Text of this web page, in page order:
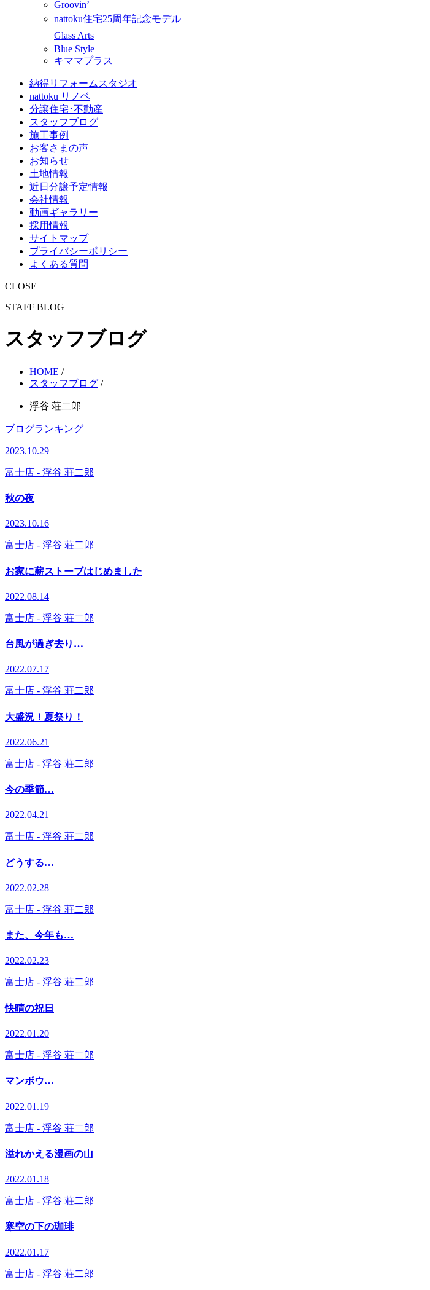
Groovin’
nattoku住宅25周年記念モデル
Glass Arts
Blue Style
キママプラス
納得リフォームスタジオ
nattoku リノベ
分譲住宅･不動産
スタッフブログ
施工事例
お客さまの声
お知らせ
土地情報
近日分譲予定情報
会社情報
動画ギャラリー
採用情報
サイトマップ
プライバシーポリシー
よくある質問
CLOSE
STAFF BLOG
スタッフブログ
HOME /
スタッフブログ /
浮谷 荘二郎
ブログランキング
2023.10.29
富士店 - 浮谷 荘二郎
秋の夜
2023.10.16
富士店 - 浮谷 荘二郎
お家に薪ストーブはじめました
2022.08.14
富士店 - 浮谷 荘二郎
台風が過ぎ去り…
2022.07.17
富士店 - 浮谷 荘二郎
大盛況！夏祭り！
2022.06.21
富士店 - 浮谷 荘二郎
今の季節…
2022.04.21
富士店 - 浮谷 荘二郎
どうする…
2022.02.28
富士店 - 浮谷 荘二郎
また、今年も…
2022.02.23
富士店 - 浮谷 荘二郎
快晴の祝日
2022.01.20
富士店 - 浮谷 荘二郎
マンボウ…
2022.01.19
富士店 - 浮谷 荘二郎
溢れかえる漫画の山
2022.01.18
富士店 - 浮谷 荘二郎
寒空の下の珈琲
2022.01.17
富士店 - 浮谷 荘二郎